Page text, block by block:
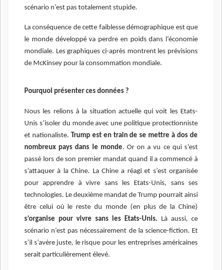
scénario n’est pas totalement stupide.
La conséquence de cette faiblesse démographique est que
le monde développé va perdre en poids dans l’économie
mondiale. Les graphiques ci-après montrent les prévisions
de McKinsey pour la consommation mondiale.
Pourquoi présenter ces données ?
Nous les relions à la situation actuelle qui voit les Etats-
Unis s’isoler du monde avec une politique protectionniste
et nationaliste. Trump est en train de se mettre à dos de
nombreux pays dans le monde. Or on a vu ce qui s’est
passé lors de son premier mandat quand il a commencé à
s’attaquer à la Chine. La Chine a réagi et s’est organisée
pour apprendre à vivre sans les Etats-Unis, sans ses
technologies. Le deuxième mandat de Trump pourrait ainsi
être celui où le reste du monde (en plus de la Chine)
s’organise pour vivre sans les Etats-Unis. Là aussi, ce
scénario n’est pas nécessairement de la science-fiction. Et
s’il s’avère juste, le risque pour les entreprises américaines
serait particulièrement élevé.